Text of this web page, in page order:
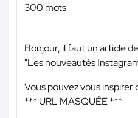
300 mots
Bonjour, il faut un article
"Les nouveautés
Vous pouvez vous inspirer
*** URL MASQUÉE ***